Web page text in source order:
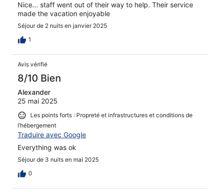
Nice... staff went out of their way to help. Their service
made the vacation enjoyable
Séjour de 2 nuits en janvier 2025
1
Avis vérifié
8/10 Bien
Alexander
25 mai 2025
Les points forts : Propreté et infrastructures et conditions de
l’hébergement
Traduire avec Google
Everything was ok
Séjour de 3 nuits en mai 2025
0